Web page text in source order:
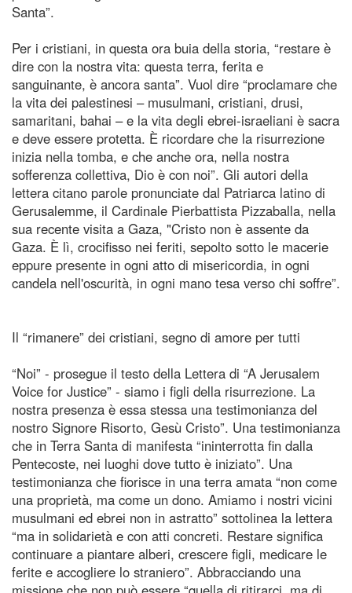
Santa”.
Per i cristiani, in questa ora buia della storia, “restare è
dire con la nostra vita: questa terra, ferita e
sanguinante, è ancora santa”. Vuol dire “proclamare che
la vita dei palestinesi – musulmani, cristiani, drusi,
samaritani, bahai – e la vita degli ebrei-israeliani è sacra
e deve essere protetta. È ricordare che la risurrezione
inizia nella tomba, e che anche ora, nella nostra
sofferenza collettiva, Dio è con noi”. Gli autori della
lettera citano parole pronunciate dal Patriarca latino di
Gerusalemme, il Cardinale Pierbattista Pizzaballa, nella
sua recente visita a Gaza, "Cristo non è assente da
Gaza. È lì, crocifisso nei feriti, sepolto sotto le macerie
eppure presente in ogni atto di misericordia, in ogni
candela nell'oscurità, in ogni mano tesa verso chi soffre”.
Il “rimanere” dei cristiani, segno di amore per tutti
“Noi” - prosegue il testo della Lettera di “A Jerusalem
Voice for Justice” - siamo i figli della risurrezione. La
nostra presenza è essa stessa una testimonianza del
nostro Signore Risorto, Gesù Cristo”. Una testimonianza
che in Terra Santa di manifesta “ininterrotta fin dalla
Pentecoste, nei luoghi dove tutto è iniziato”. Una
testimonianza che fiorisce in una terra amata “non come
una proprietà, ma come un dono. Amiamo i nostri vicini
musulmani ed ebrei non in astratto” sottolinea la lettera
“ma in solidarietà e con atti concreti. Restare significa
continuare a piantare alberi, crescere figli, medicare le
ferite e accogliere lo straniero”. Abbracciando una